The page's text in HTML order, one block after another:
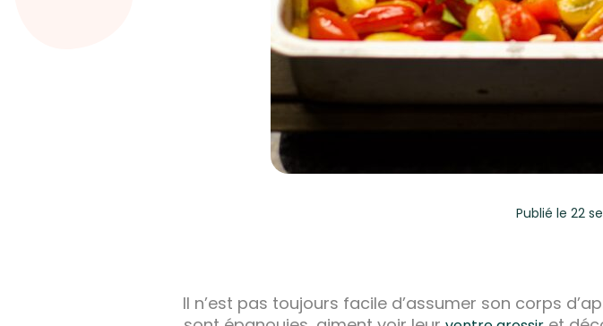
Publié le 22
Il n’est pas toujours facile d’assumer son corps